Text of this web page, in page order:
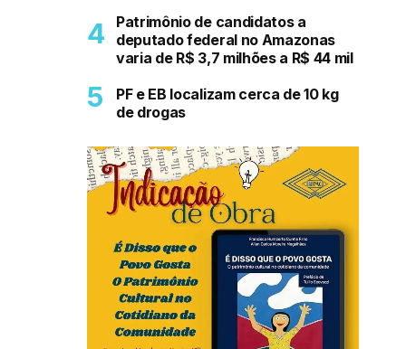
Patrimônio de candidatos a
deputado federal no Amazonas
varia de R$ 3,7 milhões a R$ 44 mil
PF e EB localizam cerca de 10 kg
de drogas